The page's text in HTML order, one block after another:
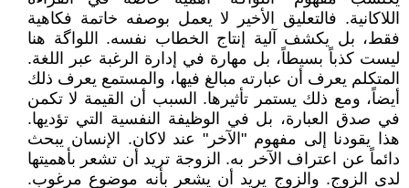
اللاكانية. فالتعليق الأخير لا يعمل بوصفه خاتمة فكاهية
فقط، بل يكشف آلية إنتاج الخطاب نفسه. اللواگة هنا
ليست كذباً بسيطاً، بل مهارة في إدارة الرغبة عبر اللغة.
المتكلم يعرف أن عبارته مبالغ فيها، والمستمع يعرف ذلك
أيضاً، ومع ذلك يستمر تأثيرها. السبب أن القيمة لا تكمن
في صدق العبارة، بل في الوظيفة النفسية التي تؤديها.
هذا يقودنا إلى مفهوم "الآخر" عند لاكان. الإنسان يبحث
دائماً عن اعتراف الآخر به. الزوجة تريد أن تشعر بأهميتها
لدى الزوج. والزوج يريد أن يشعر بأنه موضوع مرغوب.